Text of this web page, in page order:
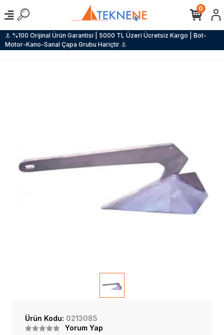
⚓ %100 Orijinal Ürün Garantisi | 5000 TL Üzeri Ücretsiz Kargo | Bot-
Motor-Kano-Sanal Çapa Grubu Hariçtir ⚓
0
Ürün Kodu: 0213085
Yorum Yap